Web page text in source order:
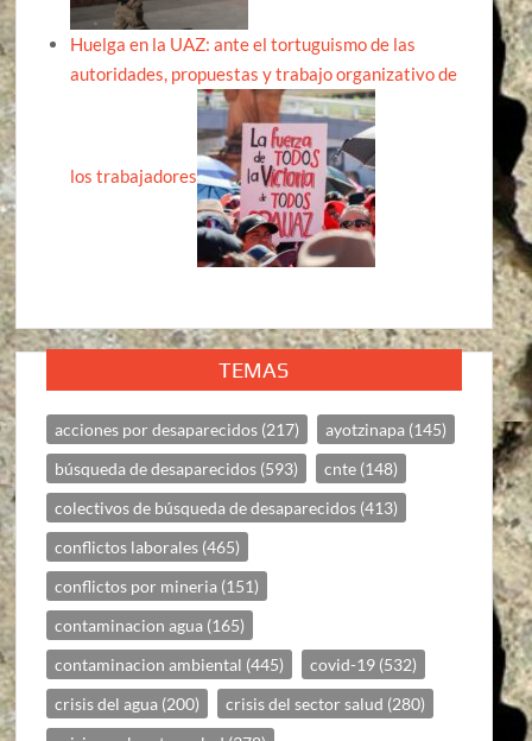
Huelga en la UAZ: ante el tortuguismo de las
autoridades, propuestas y trabajo organizativo de
los trabajadores
TEMAS
acciones por desaparecidos (217) ayotzinapa (145)
búsqueda de desaparecidos (593) cnte (148)
colectivos de búsqueda de desaparecidos (413)
conflictos laborales (465)
conflictos por mineria (151)
contaminacion agua (165)
contaminacion ambiental (445) covid-19 (532)
crisis del agua (200) crisis del sector salud (280)